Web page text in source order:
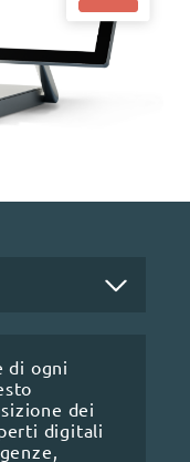
di ogni
dei
digitali